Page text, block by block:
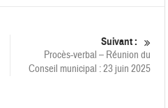
Suivant :
Procès-verbal – Réunion du
Conseil municipal : 23 juin 2025